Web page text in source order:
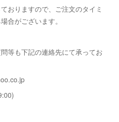
おりますので、ご注文のタイミ
合がございます。
等も下記の連絡先にて承ってお